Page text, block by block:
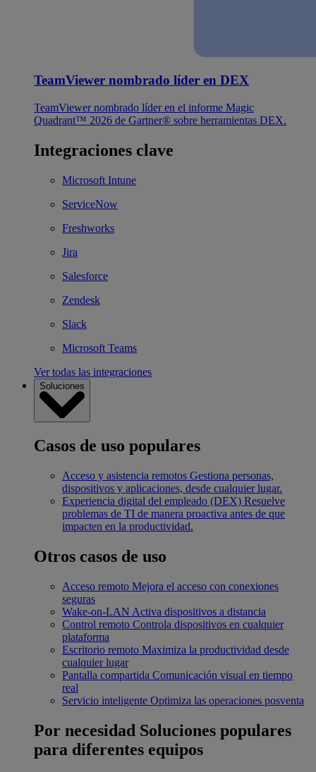
TeamViewer nombrado líder en DEX
TeamViewer nombrado líder en el informe Magic
Quadrant™ 2026 de Gartner® sobre herramientas DEX.
Integraciones clave
Microsoft Intune
ServiceNow
Freshworks
Jira
Salesforce
Zendesk
Slack
Microsoft Teams
Ver todas las integraciones
Soluciones
Casos de uso populares
Acceso y asistencia remotos Gestiona personas,
dispositivos y aplicaciones, desde cualquier lugar.
Experiencia digital del empleado (DEX) Resuelve
problemas de TI de manera proactiva antes de que
impacten en la productividad.
Otros casos de uso
Acceso remoto Mejora el acceso con conexiones
seguras
Wake-on-LAN Activa dispositivos a distancia
Control remoto Controla dispositivos en cualquier
plataforma
Escritorio remoto Maximiza la productividad desde
cualquier lugar
Pantalla compartida Comunicación visual en tiempo
real
Servicio inteligente Optimiza las operaciones posventa
Por necesidad Soluciones populares
para diferentes equipos